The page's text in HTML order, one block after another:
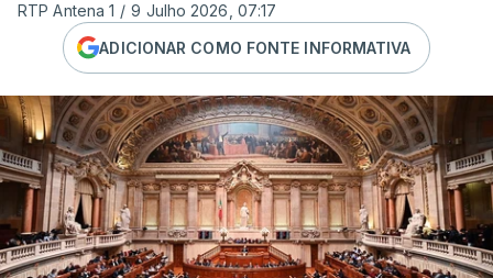
RTP Antena 1 / 9 Julho 2026, 07:17
ADICIONAR COMO FONTE INFORMATIVA